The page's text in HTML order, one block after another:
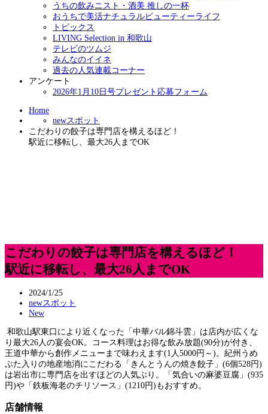
うちの飲みニスト・酒美 推しの一杯
おうちで美活ナチュラルビューティーライフ
トピックス
LIVING Selection in 和歌山
テレビのツムジ
みんなのイイネ
過去の人気連載コーナー
アンケート
2026年1月10日号プレゼント応募フォーム
Home
newスポット
こだわりの餃子は専門店を構えるほど！
駅近に移転し、最大26人までОK
こだわりの餃子は専門店を構えるほど！
駅近に移転し、最大26人までОK
2024/1/25
newスポット
New
和歌山駅東口により近くなった「中華バル錦斗雲」は店内が広くな
り最大26人の宴会OK。コース料理はお得な飲み放題(90分)が付き、
王道中華から創作メニューまで味わえます(1人5000円～)。紀州うめ
ぶた入りの地産地消にこだわる「きんとうんの焼き餃子」(6個528円)
は岩出市に専門店を出すほどの人気ぶり。「気合いの麻婆豆腐」(935
円)や「鉄板海老のチリソース」(1210円)もおすすめ。
店舗情報